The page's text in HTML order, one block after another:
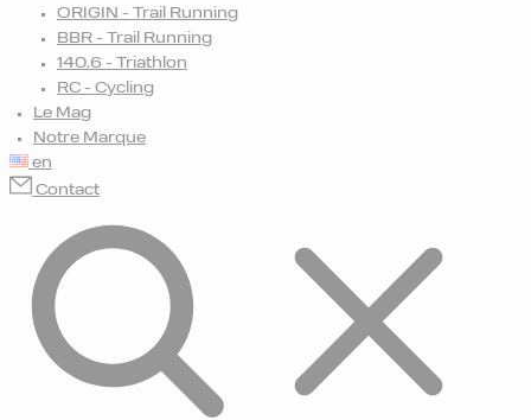
ORIGIN - Trail Running
BBR - Trail Running
140.6 - Triathlon
RC - Cycling
Le Mag
Notre Marque
en
Contact